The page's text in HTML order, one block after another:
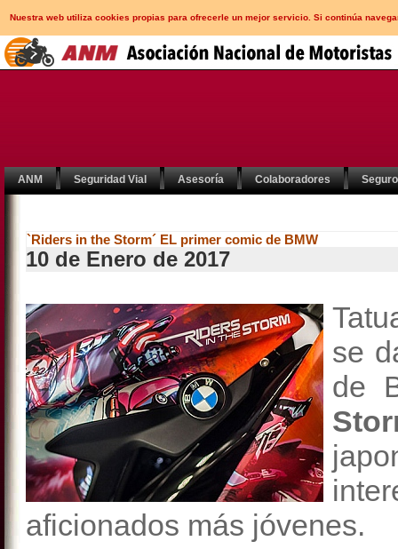
Nuestra web utiliza cookies propias para ofrecerle un mejor servicio. Si continúa
ANM Seguridad Vial Asesoría Colaboradores
`Riders in the Storm´ EL primer comic de BMW
10 de Enero de 2017
se
de
aficionados más jóvenes.